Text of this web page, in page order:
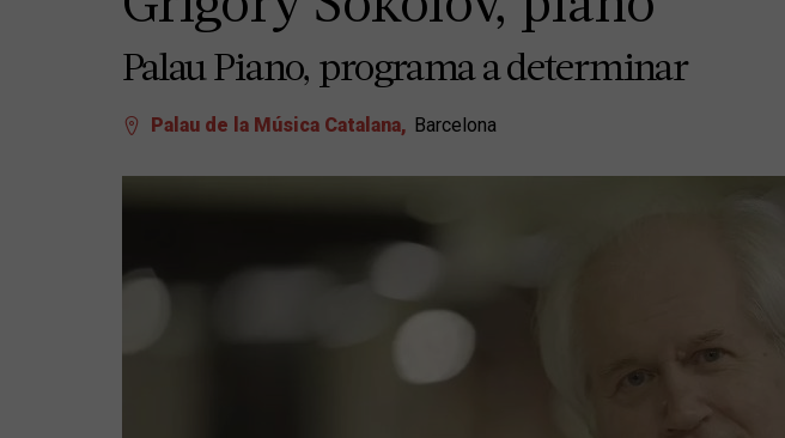
Palau Piano, programa a determinar
Palau de la Música Catalana Barcelona